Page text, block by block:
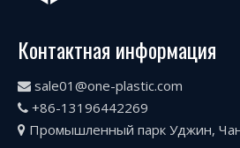
Контактная информация
 sale01@one-plastic.com
 +86-13196442269
 Промышленный парк Уджин,